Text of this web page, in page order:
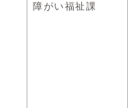
障がい福祉課